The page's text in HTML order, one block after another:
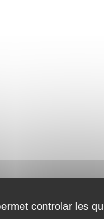
controlar les